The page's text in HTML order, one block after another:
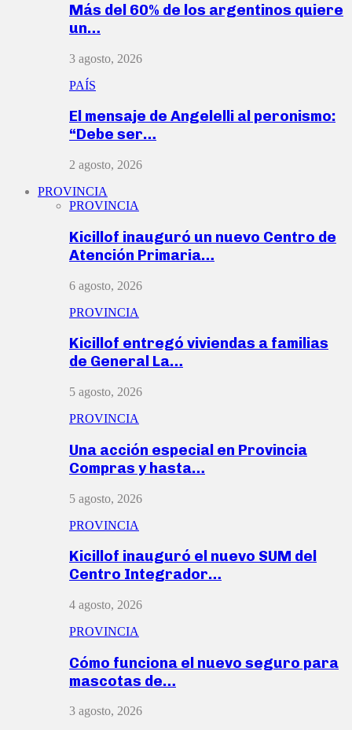
Más del 60% de los argentinos quiere
un…
3 agosto, 2026
PAÍS
El mensaje de Angelelli al peronismo:
“Debe ser…
2 agosto, 2026
PROVINCIA
PROVINCIA
Kicillof inauguró un nuevo Centro de
Atención Primaria…
6 agosto, 2026
PROVINCIA
Kicillof entregó viviendas a familias
de General La…
5 agosto, 2026
PROVINCIA
Una acción especial en Provincia
Compras y hasta…
5 agosto, 2026
PROVINCIA
Kicillof inauguró el nuevo SUM del
Centro Integrador…
4 agosto, 2026
PROVINCIA
Cómo funciona el nuevo seguro para
mascotas de…
3 agosto, 2026